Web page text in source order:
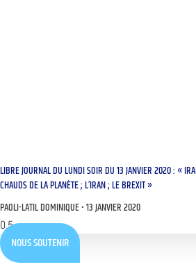
LIBRE JOURNAL DU LUNDI SOIR DU 13 JANVIER 2020 : «
CHAUDS DE LA PLANÈTE ; L’IRAN ; LE BREXIT »
PAOLI-LATIL DOMINIQUE 13 JANVIER 2020
NOUS SOUTENIR